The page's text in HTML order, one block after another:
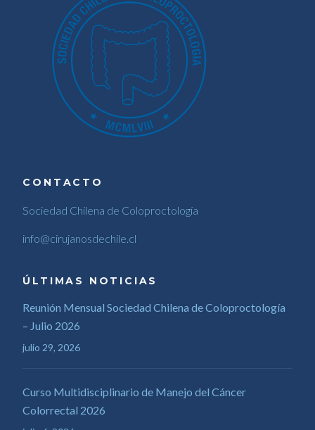
CONTACTO
Sociedad Chilena de Coloproctología
info@cirujanosdechile.cl
ÚLTIMAS NOTICIAS
Reunión Mensual Sociedad Chilena de Coloproctología
– Julio 2026
julio 29, 2026
Curso Multidisciplinario de Manejo del Cáncer
Colorrectal 2026